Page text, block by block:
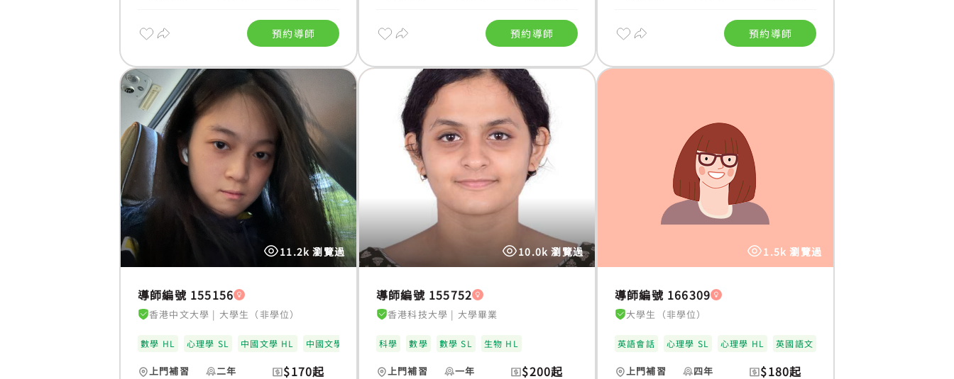
預約導師 預約導師 預約導師
11.2k 瀏覽過
導師編號 155156
香港中文大學 | 大學生（非學位）
數學 HL 心理學 SL 中國文學 HL 中國文學 SL
上門補習 二年 $170起
10.0k 瀏覽過
導師編號 155752
香港科技大學 | 大學畢業
科學 數學 數學 SL 生物 HL
上門補習 一年 $200起
1.5k 瀏覽過
導師編號 166309
大學生（非學位）
英語會話 心理學 SL 心理學 HL 英國語文
上門補習 四年 $180起